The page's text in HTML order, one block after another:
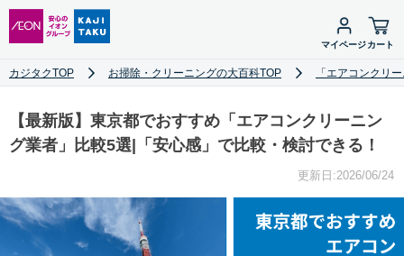
マイページカート
カジタクTOP お掃除・クリーニングの大百科TOP 「エアコンクリ
【最新版】東京都でおすすめ「エアコンクリーニン
グ業者」比較5選|「安心感」で比較・検討できる！
更新日:2026/06/24